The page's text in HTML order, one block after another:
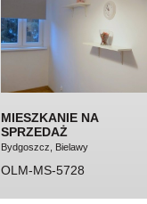
MIESZKANIE NA
SPRZEDAŻ
Bydgoszcz, Bielawy
OLM-MS-5728